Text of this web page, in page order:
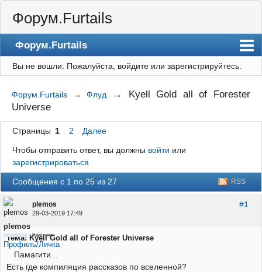
Форум.Furtails
Форум.Furtails
На сайт
Форум
Регистрация
Вход
Вы не вошли. Пожалуйста, войдите или зарегистрируйтесь.
Форум.Furtails →Флуд → Kyell Gold all of Forester
Universe
Страницы 1 2 Далее
Чтобы отправить ответ, вы должны войти или
зарегистрироваться
RSS
Сообщения с 1 по 25 из 27
#1
plemos
29-03-2019 17:49
plemos
Неактивен
Профиль/Личка
Тема: Kyell Gold all of Forester Universe
Памагити...
Есть где компиляция рассказов по вселенной?